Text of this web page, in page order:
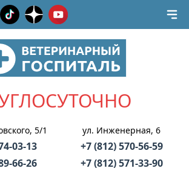
5/1
03-13
66-26
ул. Инженерная, 6
+7 (812) 570-56-59
+7 (812) 571-33-90